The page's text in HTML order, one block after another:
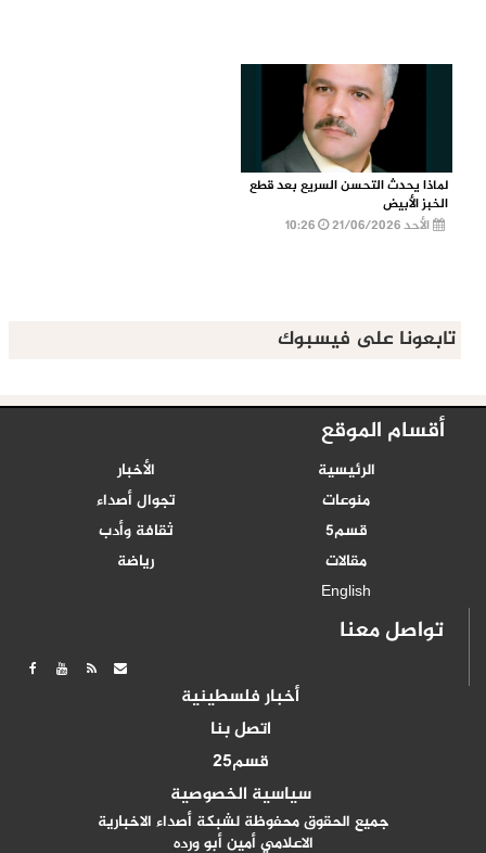
لماذا يحدث التحسن السريع بعد قطع
الخبز الأبيض
الأحد 21/06/2026
تابعونا على فيسبوك
أقسام الموقع
الرئيسية
الأخبار
منوعات
تجوال أصداء
قسم5
ثقافة وأدب
مقالات
رياضة
English
تواصل معنا
أخبار فلسطينية
اتصل بنا
قسم25
سياسية الخصوصية
جميع الحقوق محفوظة لشبكة أصداء الاخبارية
الاعلامي أمين أبو ورده